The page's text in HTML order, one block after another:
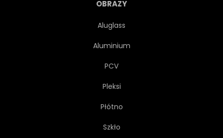
OBRAZY
Aluglass
Aluminium
PCV
Pleksi
Płótno
Szkło